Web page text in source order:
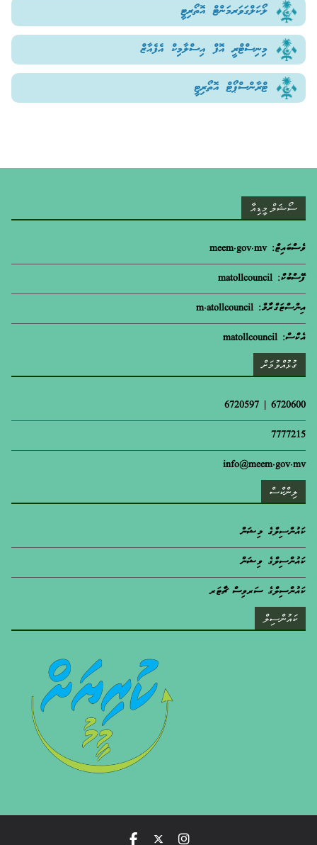
ލޯކަލްގަވަރމަންޓް އޮތޯރިޓީ
މިނިސްޓްރީ އޮފް އިސްލާމިކް އެފެއާޒް
ޓްރާންސްޕޯޓް އޮތޯރިޓީ
ސޯޝަލް މީޑިއާ
ވެސްބައިޓް: meem.gov.mv
ފޭސްބުކް: matollcouncil
އިންސްޓަގްރާމް: m.atollcouncil
އެކްސް: matollcouncil
ގުޅުއްވުމަށް
6720600 | 6720597
7777215
info@meem.gov.mv
ލިންކްސް
ކައުންސިލްގެ މިޝަން
ކައުންސިލްގެ ވިޝަން
ކައުންސިލްގެ ސަރވިސް ޗާޓަރ
ކައުންސިލް